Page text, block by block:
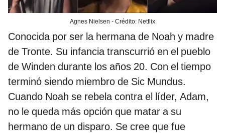
Agnes Nielsen - Crédito: Netflix
Conocida por ser la hermana de Noah y madre
de Tronte. Su infancia transcurrió en el pueblo
de Winden durante los años 20. Con el tiempo
terminó siendo miembro de Sic Mundus.
Cuando Noah se rebela contra el líder, Adam,
no le queda más opción que matar a su
hermano de un disparo. Se cree que fue